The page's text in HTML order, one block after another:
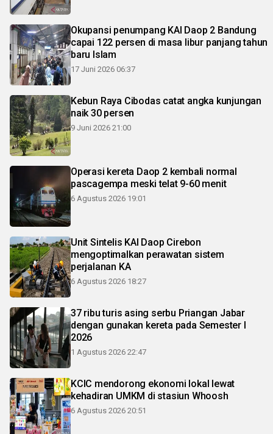
Okupansi penumpang KAI Daop 2 Bandung
capai 122 persen di masa libur panjang tahun
baru Islam
17 Juni 2026 06:37
Kebun Raya Cibodas catat angka kunjungan
naik 30 persen
9 Juni 2026 21:00
Operasi kereta Daop 2 kembali normal
pascagempa meski telat 9-60 menit
6 Agustus 2026 19:01
Unit Sintelis KAI Daop Cirebon
mengoptimalkan perawatan sistem
perjalanan KA
6 Agustus 2026 18:27
37 ribu turis asing serbu Priangan Jabar
dengan gunakan kereta pada Semester I
2026
1 Agustus 2026 22:47
KCIC mendorong ekonomi lokal lewat
kehadiran UMKM di stasiun Whoosh
6 Agustus 2026 20:51